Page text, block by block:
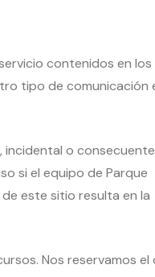
contenidos en los
tipo de comunicación
incidental o
si el equipo de Parque
este sitio resulta en la
Nos reservamos el